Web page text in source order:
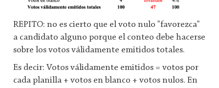
REPITO: no es cierto que el voto nulo "favorezca"
a candidato alguno porque el conteo debe hacerse
sobre los votos válidamente emitidos totales.
Es decir: Votos válidamente emitidos = votos por
cada planilla + votos en blanco + votos nulos. En